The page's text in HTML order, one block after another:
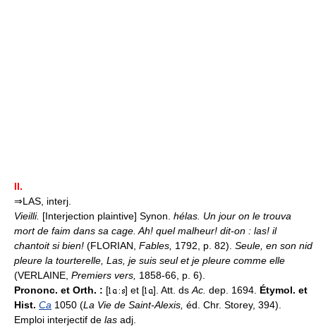
II.
⇒LAS, interj.
Vieilli. [Interjection plaintive] Synon. hélas. Un jour on le trouva
mort de faim dans sa cage. Ah! quel malheur! dit-on : las! il
chantoit si bien! (FLORIAN, Fables, 1792, p. 82). Seule, en son nid
pleure la tourterelle, Las, je suis seul et je pleure comme elle
(VERLAINE, Premiers vers, 1858-66, p. 6).
Prononc. et Orth. : [ ] et [ ]. Att. ds Ac. dep. 1694. Étymol. et
Hist. Ca 1050 (La Vie de Saint-Alexis, éd. Chr. Storey, 394).
Emploi interjectif de las adj.